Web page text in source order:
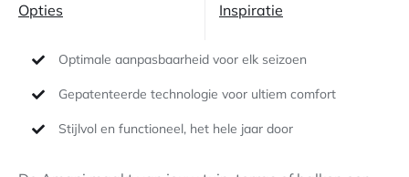
Opties Inspiratie
Optimale aanpasbaarheid voor elk seizoen
Gepatenteerde technologie voor ultiem comfort
Stijlvol en functioneel, het hele jaar door